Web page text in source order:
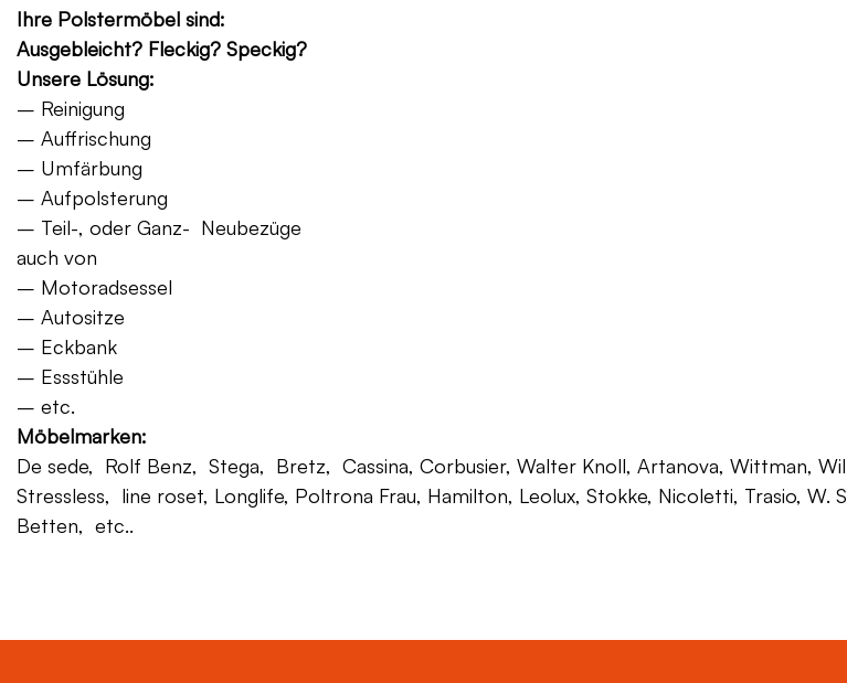
Ihre Polstermöbel sind:
Ausgebleicht? Fleckig? Speckig?
Unsere Lösung:
– Reinigung
– Auffrischung
– Umfärbung
– Aufpolsterung
– Teil-, oder Ganz- Neubezüge
auch von
– Motoradsessel
– Autositze
– Eckbank
– Essstühle
– etc.
Möbelmarken:
De sede, Rolf Benz, Stega, Bretz, Cassina, Corbusier, Walter Knoll, Artanova, Wittman,
Stressless, line roset, Longlife, Poltrona Frau, Hamilton, Leolux, Stokke, Nicoletti, Trasio, W.
Betten, etc..